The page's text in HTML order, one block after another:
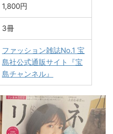
1,800円
3冊
ファッション雑誌No.1 宝
島社公式通販サイト『宝
島チャンネル』